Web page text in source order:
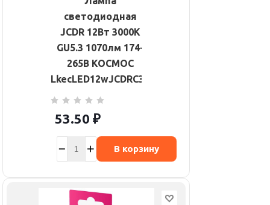
светодиодная
JCDR 12Вт 3000К
GU5.3 1070лм 174-
265В КОСМОС
LkecLED12wJCDRC30
53.50 ₽
В корзину